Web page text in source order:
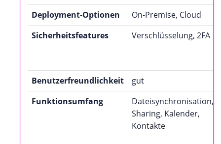
Deployment-Optionen
On-Premise, Cloud
Sicherheitsfeatures
Verschlüsselung, 2FA
Benutzerfreundlichkeit
gut
Funktionsumfang
Dateisynchronisation,
Sharing, Kalender,
Kontakte